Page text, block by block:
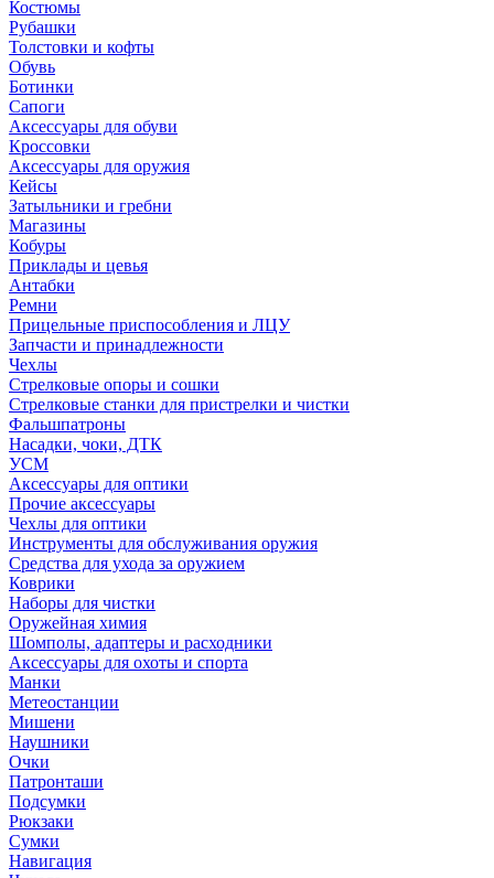
Костюмы
Рубашки
Толстовки и кофты
Обувь
Ботинки
Сапоги
Аксессуары для обуви
Кроссовки
Аксессуары для оружия
Кейсы
Затыльники и гребни
Магазины
Кобуры
Приклады и цевья
Антабки
Ремни
Прицельные приспособления и ЛЦУ
Запчасти и принадлежности
Чехлы
Стрелковые опоры и сошки
Стрелковые станки для пристрелки и чистки
Фальшпатроны
Насадки, чоки, ДТК
УСМ
Аксессуары для оптики
Прочие аксессуары
Чехлы для оптики
Инструменты для обслуживания оружия
Средства для ухода за оружием
Коврики
Наборы для чистки
Оружейная химия
Шомполы, адаптеры и расходники
Аксессуары для охоты и спорта
Манки
Метеостанции
Мишени
Наушники
Очки
Патронташи
Подсумки
Рюкзаки
Сумки
Навигация